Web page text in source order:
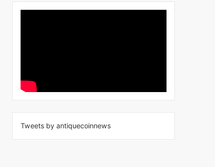
Tweets by antiquecoinnews